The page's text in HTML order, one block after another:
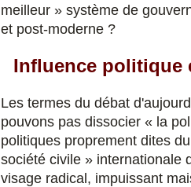
meilleur » système de
et post-moderne ?
Influence
Les termes du débat
pouvons pas dissocier « la
politiques proprement dites
société civile » internationale
visage radical, impuissant